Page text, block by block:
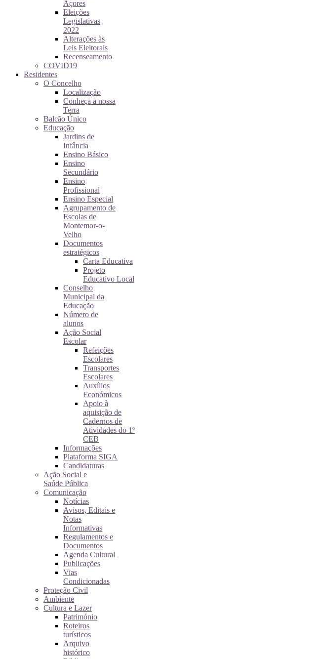
Açores
Eleições
Legislativas
2022
Alterações às
Leis Eleitorais
Recenseamento
COVID19
Residentes
O Concelho
Localização
Conheça a nossa
Terra
Balcão Único
Educação
Jardins de
Infância
Ensino Básico
Ensino
Secundário
Ensino
Profissional
Ensino Especial
Agrupamento de
Escolas de
Montemor-o-
Velho
Documentos
estratégicos
Carta Educativa
Projeto
Educativo Local
Conselho
Municipal da
Educação
Número de
alunos
Ação Social
Escolar
Refeições
Escolares
Transportes
Escolares
Auxílios
Económicos
Apoio à
aquisição de
Cadernos de
Atividades do 1º
CEB
Informações
Plataforma SIGA
Candidaturas
Ação Social e
Saúde Pública
Comunicação
Notícias
Avisos, Editais e
Notas
Informativas
Regulamentos e
Documentos
Agenda Cultural
Publicações
Vias
Condicionadas
Proteção Civil
Ambiente
Cultura e Lazer
Património
Roteiros
turísticos
Arquivo
histórico